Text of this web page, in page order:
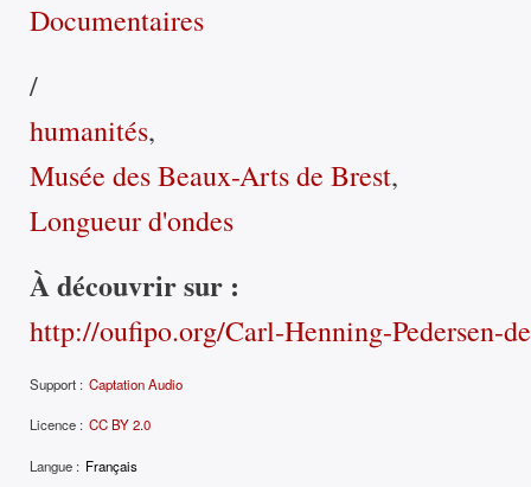
Documentaires
/
humanités,
Musée des Beaux-Arts de Brest,
Longueur d'ondes
À découvrir sur :
http://oufipo.org/Carl-Henning-Pedersen-
Support : Captation Audio
Licence : CC BY 2.0
Langue : Français